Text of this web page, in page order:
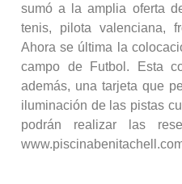
sumó a la amplia oferta
tenis, pilota valenciana,
Ahora se última la
campo de Futbol. Esta
además, una tarjeta que
iluminación de las pistas
podrán realizar las